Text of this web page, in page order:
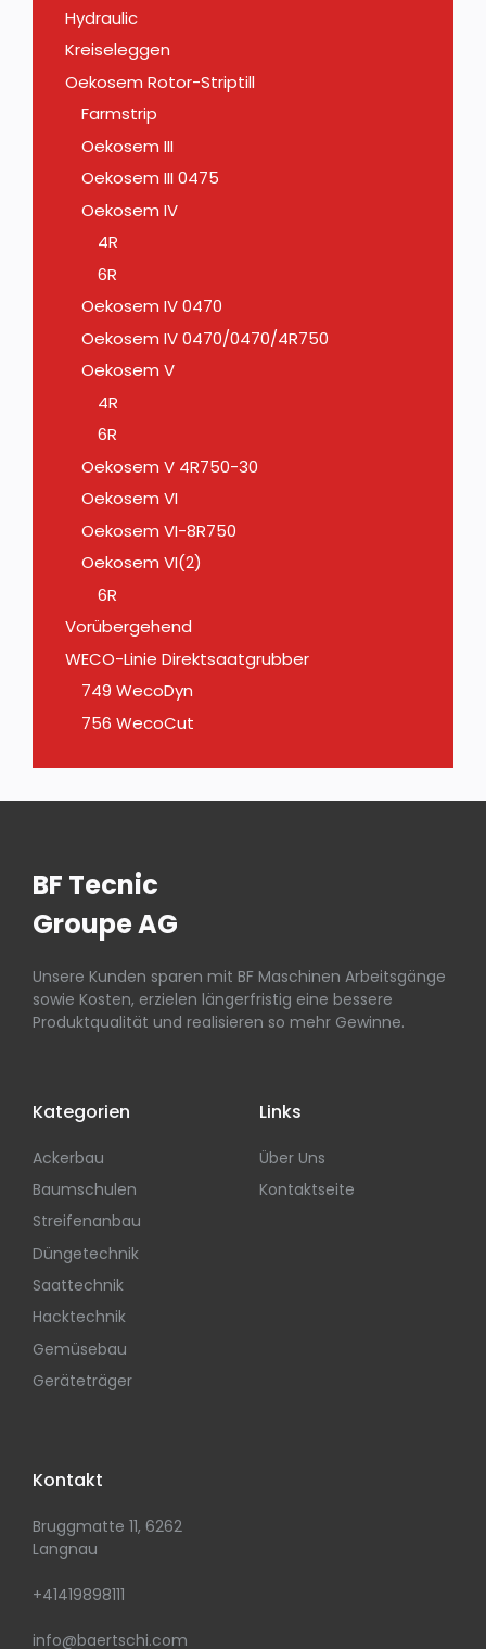
Hydraulic
Kreiseleggen
Oekosem Rotor-Striptill
Farmstrip
Oekosem III
Oekosem III 0475
Oekosem IV
4R
6R
Oekosem IV 0470
Oekosem IV 0470/0470/4R750
Oekosem V
4R
6R
Oekosem V 4R750-30
Oekosem VI
Oekosem VI-8R750
Oekosem VI(2)
6R
Vorübergehend
WECO-Linie Direktsaatgrubber
749 WecoDyn
756 WecoCut
BF Tecnic
Groupe AG
Unsere Kunden sparen mit BF Maschinen Arbeitsgänge
sowie Kosten, erzielen längerfristig eine bessere
Produktqualität und realisieren so mehr Gewinne.
Kategorien
Ackerbau
Baumschulen
Streifenanbau
Düngetechnik
Saattechnik
Hacktechnik
Gemüsebau
Geräteträger
Links
Über Uns
Kontaktseite
Kontakt
Bruggmatte 11, 6262
Langnau
+41419898111
info@baertschi.com